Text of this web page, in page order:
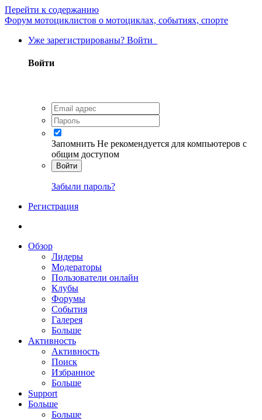
Перейти к содержанию
Форум мотоциклистов о мотоциклах, событиях, спорте
Уже зарегистрированы? Войти
Войти
Запомнить Не рекомендуется для компьютеров с
общим доступом
Войти
Забыли пароль?
Регистрация
Обзор
Лидеры
Модераторы
Пользователи онлайн
Клубы
Форумы
События
Галерея
Больше
Активность
Активность
Поиск
Избранное
Больше
Support
Больше
Больше